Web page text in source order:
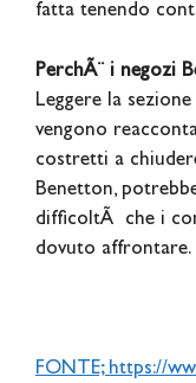
fatta tenendo
PerchÃ¨ i negozi
Leggere la
vengono
costretti a
Benetton,
difficoltÃ che i
dovuto affrontare.
FONTE; https://